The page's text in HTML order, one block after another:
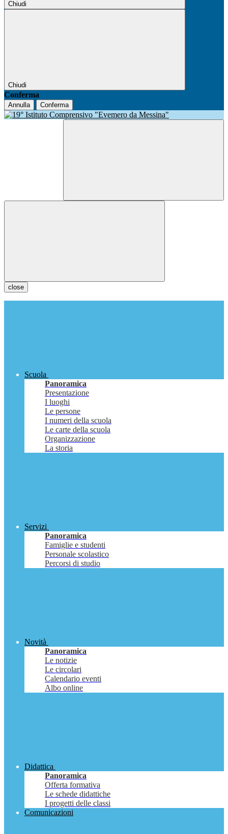
Chiudi
Chiudi
Conferma
Annulla Conferma
close
Scuola
Panoramica
Presentazione
I luoghi
Le persone
I numeri della scuola
Le carte della scuola
Organizzazione
La storia
Servizi
Panoramica
Famiglie e studenti
Personale scolastico
Percorsi di studio
Novità
Panoramica
Le notizie
Le circolari
Calendario eventi
Albo online
Didattica
Panoramica
Offerta formativa
Le schede didattiche
I progetti delle classi
Comunicazioni